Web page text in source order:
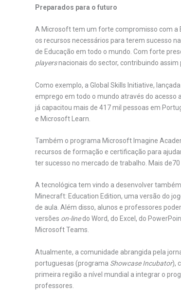
Preparados para o futuro
A Microsoft tem um forte compromisso com a
os recursos necessários para terem sucesso
de Educação em todo o mundo. Com forte
playersnacionais do sector, contribuindo assim
Como exemplo, a Global Skills Initiative,
emprego em todo o mundo através do acesso
já capacitou mais de 417 mil pessoas em
e Microsoft Learn.
Também o programa Microsoft Imagine
recursos de formação e certificação para
ter sucesso no mercado de trabalho. Mais
A tecnológica tem vindo a desenvolver
Minecraft: Education Edition, uma versão do
de aula. Além disso, alunos e professores
versões on-linedo Word, do Excel, do
Microsoft Teams.
Atualmente, a comunidade abrangida pela
portuguesas (programa Showcase Incubator),
primeira região a nível mundial a integrar o
professores.